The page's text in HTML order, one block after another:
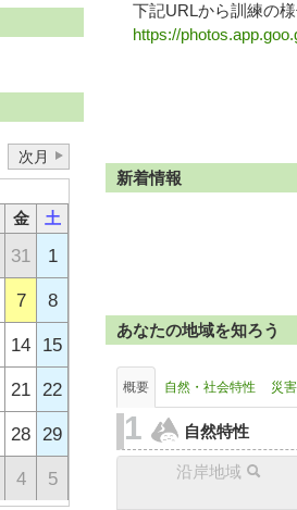
次月
金 土
31 1
7 8
14 15
21 22
28 29
4 5
下記URLから訓練の
https://
新着情報
あなたの地域を知ろう
概要 自然・社会特性 災
自然特性
沿岸地域